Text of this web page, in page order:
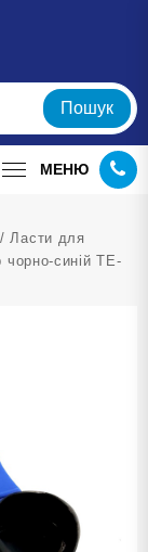
Пошук
МЕНЮ
/ Ласти для
чорно-синій TE-